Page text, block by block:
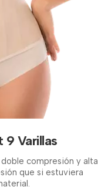
9 Varillas
compresión y alta
que si estuviera